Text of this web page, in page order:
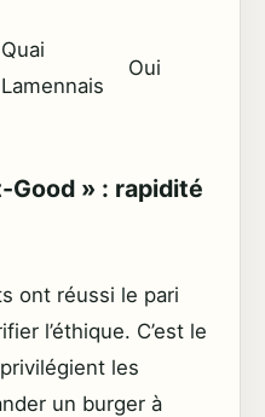
Quai
Lamennais
Oui
Good » : rapidité
ont réussi le pari
l’éthique. C’est le
les
un burger à